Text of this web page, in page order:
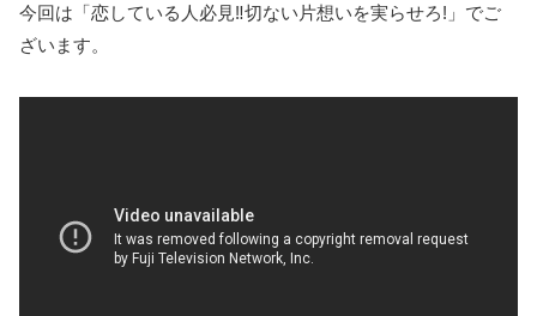
今回は「恋している人必見‼切ない片想いを実らせろ!」でご
ざいます。